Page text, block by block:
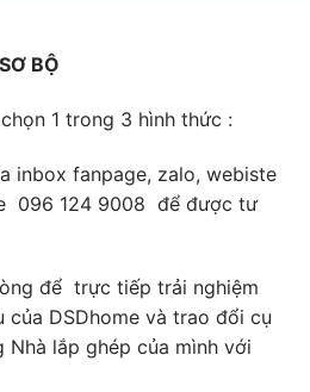
BỘ
1 trong 3 hình thức :
fanpage, zalo, webiste
096 124 9008 để được tư
trực tiếp trải nghiệm
của DSDhome và trao đổi cụ
Nhà lắp ghép của mình với